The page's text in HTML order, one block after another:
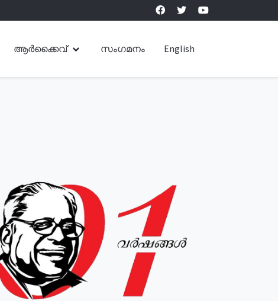
ആർക്കൈവ് സംഗമനം English